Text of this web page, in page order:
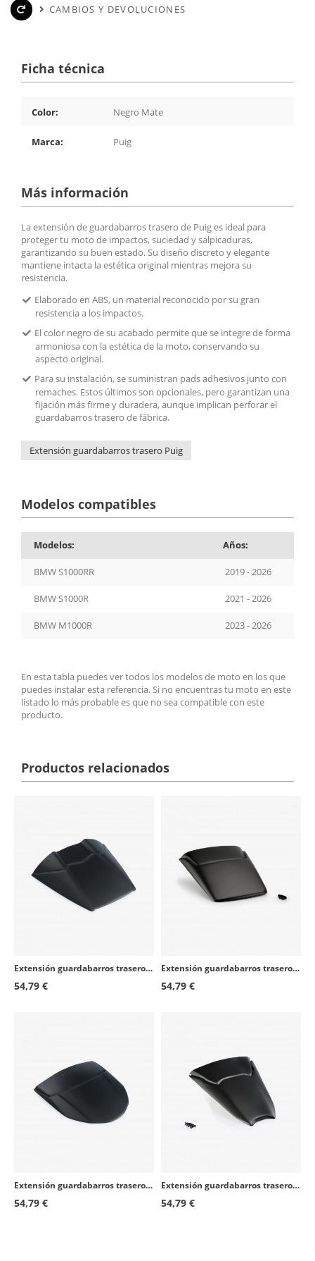
CAMBIOS Y DEVOLUCIONES
Ficha técnica
Color: Negro Mate
Marca: Puig
Más información
La extensión de guardabarros trasero de Puig es ideal para
proteger tu moto de impactos, suciedad y salpicaduras,
garantizando su buen estado. Su diseño discreto y elegante
mantiene intacta la estética original mientras mejora su
resistencia.
Elaborado en ABS, un material reconocido por su gran
resistencia a los impactos.
El color negro de su acabado permite que se integre de forma
armoniosa con la estética de la moto, conservando su
aspecto original.
Para su instalación, se suministran pads adhesivos junto con
remaches. Estos últimos son opcionales, pero garantizan una
fijación más firme y duradera, aunque implican perforar el
guardabarros trasero de fábrica.
Extensión guardabarros trasero Puig
Modelos compatibles
Modelos: Años:
BMW S1000RR 2019 - 2026
BMW S1000R 2021 - 2026
BMW M1000R 2023 - 2026
En esta tabla puedes ver todos los modelos de moto en los que
puedes instalar esta referencia. Si no encuentras tu moto en este
listado lo más probable es que no sea compatible con este
producto.
Productos relacionados
Extensión guardabarros trasero Puig 0016J para Yamaha Tracer 900 / GT (18-20)
54,79 €
Extensión guardabarros trasero Puig 21136J para Harley Davidson Pan America RA1250 / Special RA1250S/SE/ST (21-26)
54,79 €
Extensión guardabarros trasero Puig 1803J para Honda CB1000R Neo Sports Cafe (18-25)
54,79 €
Extensión guardabarros trasero Puig 20478J para BMW M1000 XR (24-26), S1000 XR (20-26)
54,79 €